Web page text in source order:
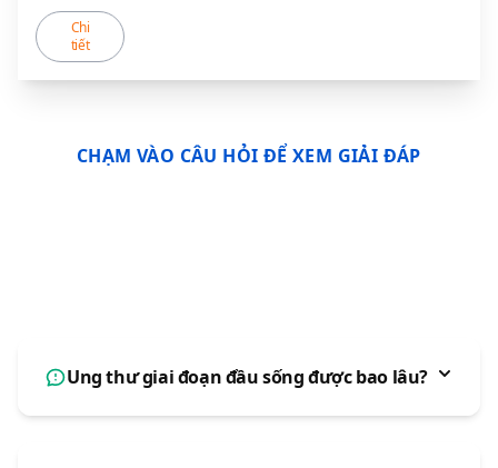
Chi
tiết
CHẠM VÀO CÂU HỎI ĐỂ XEM GIẢI ĐÁP
Ung thư giai đoạn đầu sống được bao lâu?